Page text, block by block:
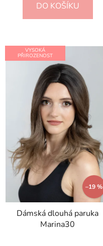
DO KOŠÍKU
VYSOKÁ
PŘIROZENOST
–19 %
Dámská dlouhá paruka
Marina30